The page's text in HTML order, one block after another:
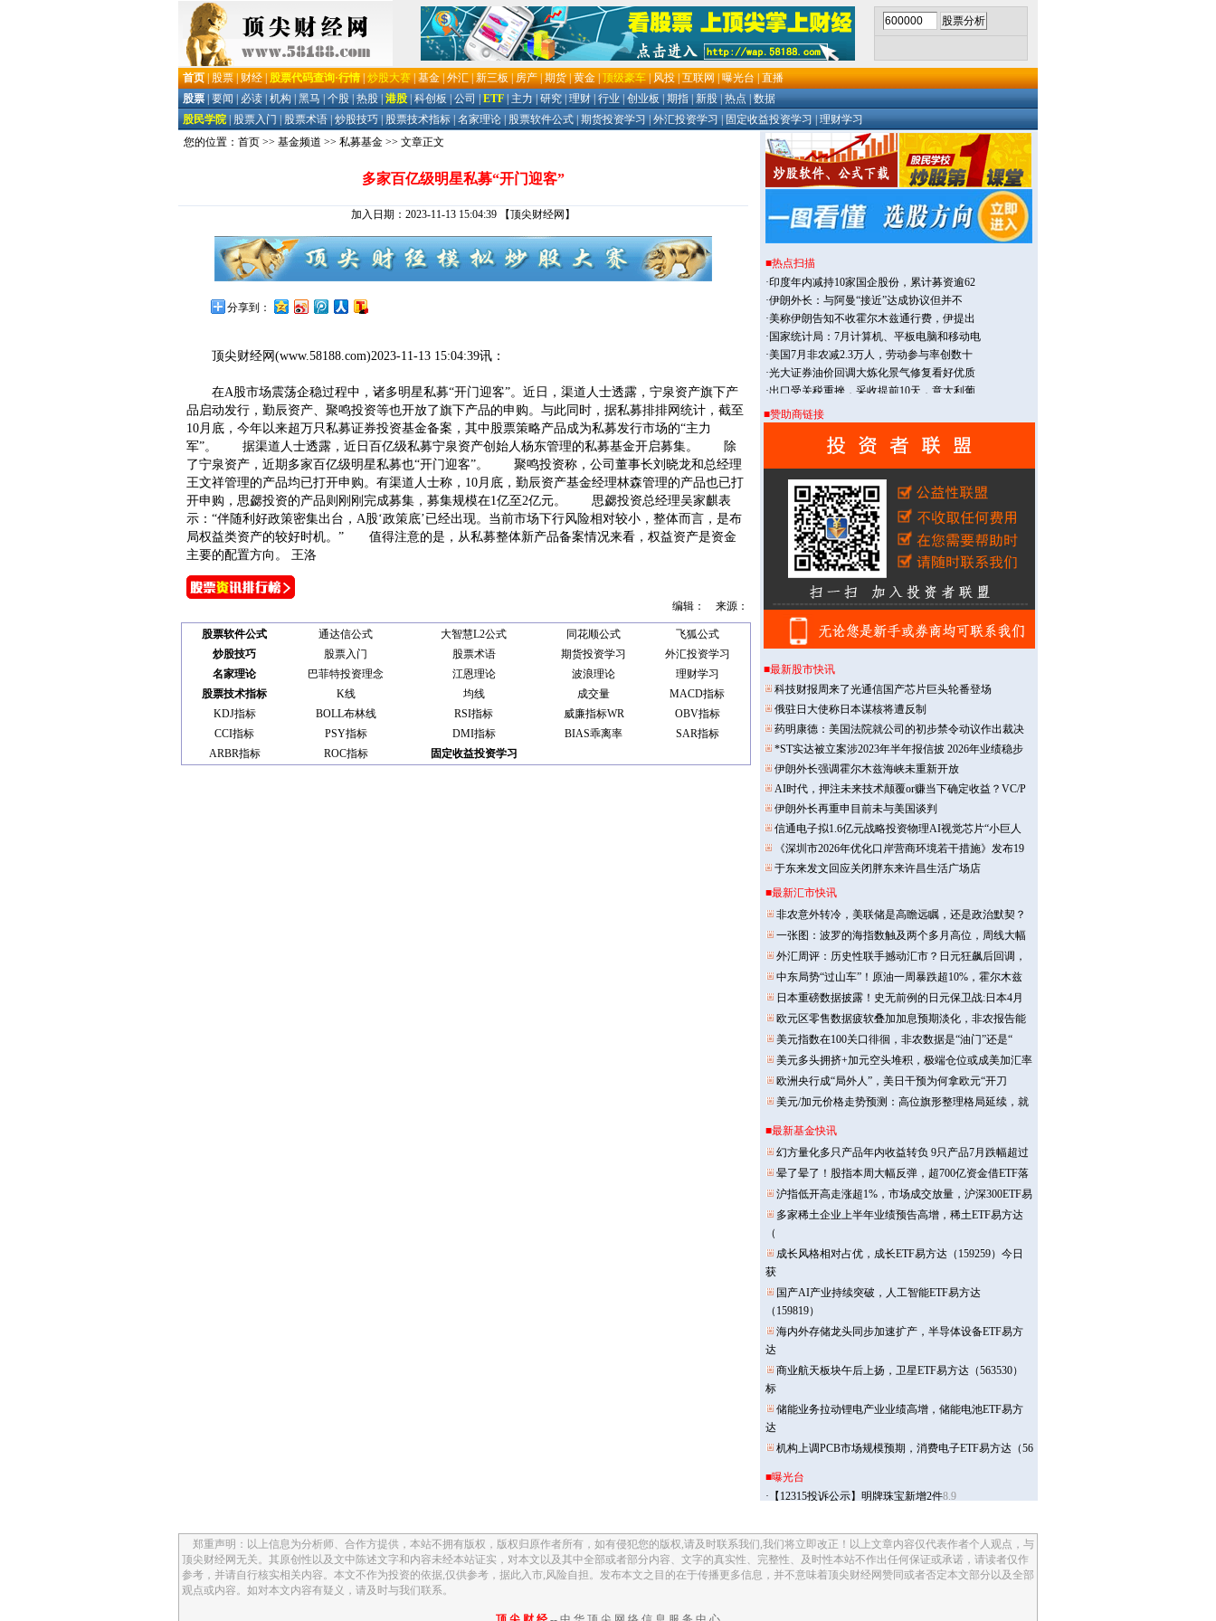
您的位置： 首页 >> 基金频道 >> 私募基金 >> 文章正文
多家百亿级明星私募“开门迎客”
加入日期：2023-11-13 15:04:39 【顶尖财经网】
分享到：
顶尖财经网 (www.58188.com)2023-11-13 15:04:39讯：
在A股市场震荡企稳过程中，诸多明星私募“开门迎客”。近日，渠道人士透露，宁泉资产旗下产
品启动发行，勤辰资产、聚鸣投资等也开放了旗下产品的申购。与此同时，据私募排排网统计，截至
10月底，今年以来超万只私募证券投资基金备案，其中股票策略产品成为私募发行市场的“主力
军”。 据渠道人士透露，近日百亿级私募宁泉资产创始人杨东管理的私募基金开启募集。 除
了宁泉资产，近期多家百亿级明星私募也“开门迎客”。 聚鸣投资称，公司董事长刘晓龙和总经理
王文祥管理的产品均已打开申购。有渠道人士称，10月底，勤辰资产基金经理林森管理的产品也已打
开申购，思勰投资的产品则刚刚完成募集，募集规模在1亿至2亿元。 思勰投资总经理吴家麒表
示：“伴随利好政策密集出台，A股‘政策底’已经出现。当前市场下行风险相对较小，整体而言，是布
局权益类资产的较好时机。” 值得注意的是，从私募整体新产品备案情况来看，权益资产是资金
主要的配置方向。 王洛
编辑： 来源：
■赞助商链接
■最新股市快讯
科技财报周来了光通信国产芯片巨头轮番登场
俄驻日大使称日本谋核将遭反制
药明康德：美国法院就公司的初步禁令动议作出裁决
*ST实达被立案涉2023年半年报信披 2026年业绩稳步
伊朗外长强调霍尔木兹海峡未重新开放
AI时代，押注未来技术颠覆or赚当下确定收益？VC/P
伊朗外长再重申目前未与美国谈判
信通电子拟1.6亿元战略投资物理AI视觉芯片“小巨人
《深圳市2026年优化口岸营商环境若干措施》发布19
于东来发文回应关闭胖东来许昌生活广场店
郑重声明：以上信息为分析师、合作方提供，本站不拥有版权，版权归原作者所有，如有侵犯您的版权,请及时联系我们,我们将立即改正！以上文章内容仅代表作者个人观点，与
顶尖财经网无关。其原创性以及文中陈述文字和内容未经本站证实，对本文以及其中全部或者部分内容、文字的真实性、完整性、及时性本站不作出任何保证或承诺，请读者仅作
参考，并请自行核实相关内容。本文不作为投资的依据,仅供参考，据此入市,风险自担。发布本文之目的在于传播更多信息，并不意味着顶尖财经网赞同或者否定本文部分以及全部
观点或内容。如对本文内容有疑义，请及时与我们联系。